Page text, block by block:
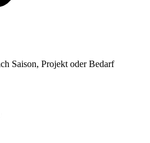
Saison, Projekt oder Bedarf